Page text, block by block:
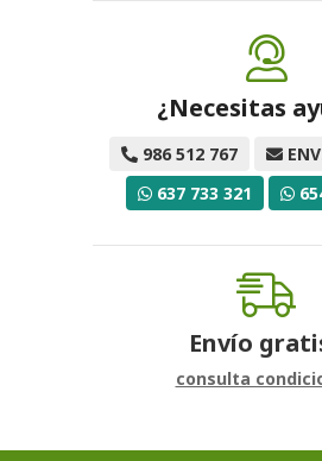
¿Necesitas
986 512 767
637 733 321
Envío
consulta